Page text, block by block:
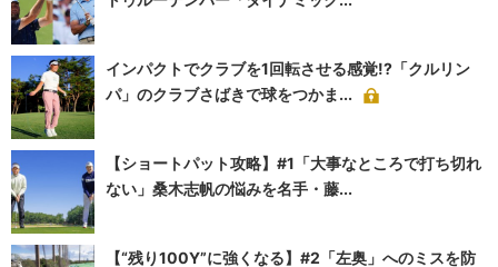
インパクトでクラブを1回転させる感覚!?「クルリン
パ」のクラブさばきで球をつかま...
【ショートパット攻略】#1「大事なところで打ち切れ
ない」桑木志帆の悩みを名手・藤...
【“残り100Y”に強くなる】#2「左奥」へのミスを防